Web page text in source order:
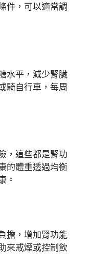
件，可以適當調
水平，減少腎臟
騎自行車，每周
，這些都是腎功
的體重透過均衡
。
擔，增加腎功能
來戒煙或控制飲